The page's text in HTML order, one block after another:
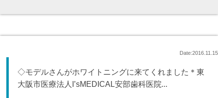
Date:2016.11.15
◇モデルさんがホワイトニングに来てくれました＊東
大阪市医療法人I’sMEDICAL安部歯科医院...